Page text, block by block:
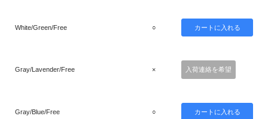
White/Green/Free ○
Gray/Lavender/Free × 入荷連絡を希望
Gray/Blue/Free ○